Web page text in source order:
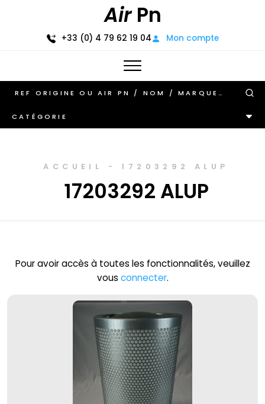
AirPn
+33 (0) 4 79 62 19 04 Mon compte
CATÉGORIE
ACCUEIL - 17203292 ALUP
17203292 ALUP
Pour avoir accès à toutes les fonctionnalités, veuillez
vous connecter.